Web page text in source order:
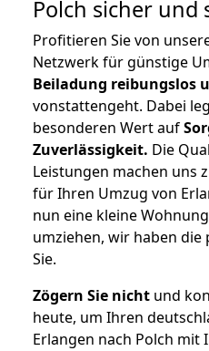
Polch sicher und
Profitieren Sie von
Netzwerk für günstige
Beiladung reibungslos
vonstattengeht. Dabei
besonderen Wert auf
Zuverlässigkeit. Die
Leistungen machen uns
für Ihren Umzug von
nun eine kleine
umziehen, wir haben die
Sie.
Zögern Sie nicht und
heute, um Ihren
Erlangen nach Polch mit